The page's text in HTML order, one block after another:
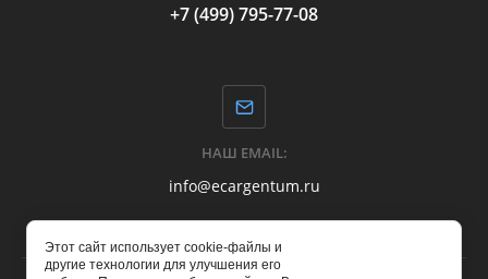
+7 (499) 795-77-08
НАШ EMAIL:
info@ecargentum.ru
Этот сайт использует cookie-файлы и
другие технологии для улучшения его